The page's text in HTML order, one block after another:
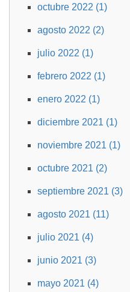
octubre 2022 (1)
agosto 2022 (2)
julio 2022 (1)
febrero 2022 (1)
enero 2022 (1)
diciembre 2021 (1)
noviembre 2021 (1)
octubre 2021 (2)
septiembre 2021 (3)
agosto 2021 (11)
julio 2021 (4)
junio 2021 (3)
mayo 2021 (4)